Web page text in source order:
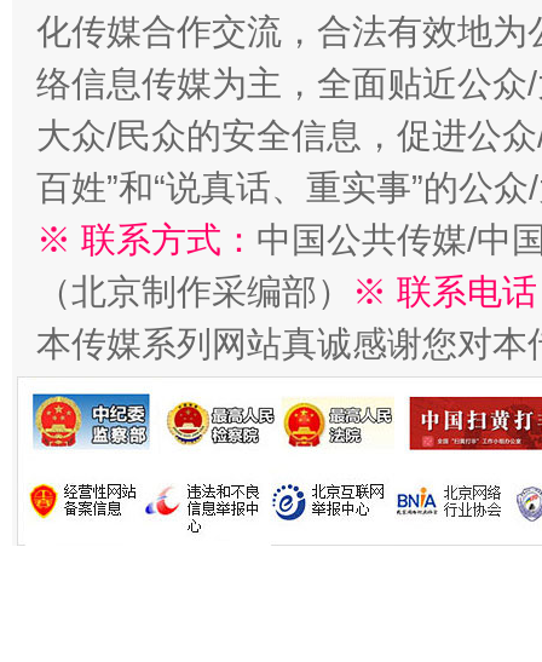
在谋一域中谋全局
今
习近平的博鳌关键词
魏明亮
化传媒合作交流，合法有效地
络信息传媒为主，全面贴近公
大众/民众的安全信息，促进公
百姓”和“说真话、重实事”的公
※ 联系方式： 中国公共传媒/中
（北京制作采编部）
※ 联系电
本传媒系列网站真诚感谢您对